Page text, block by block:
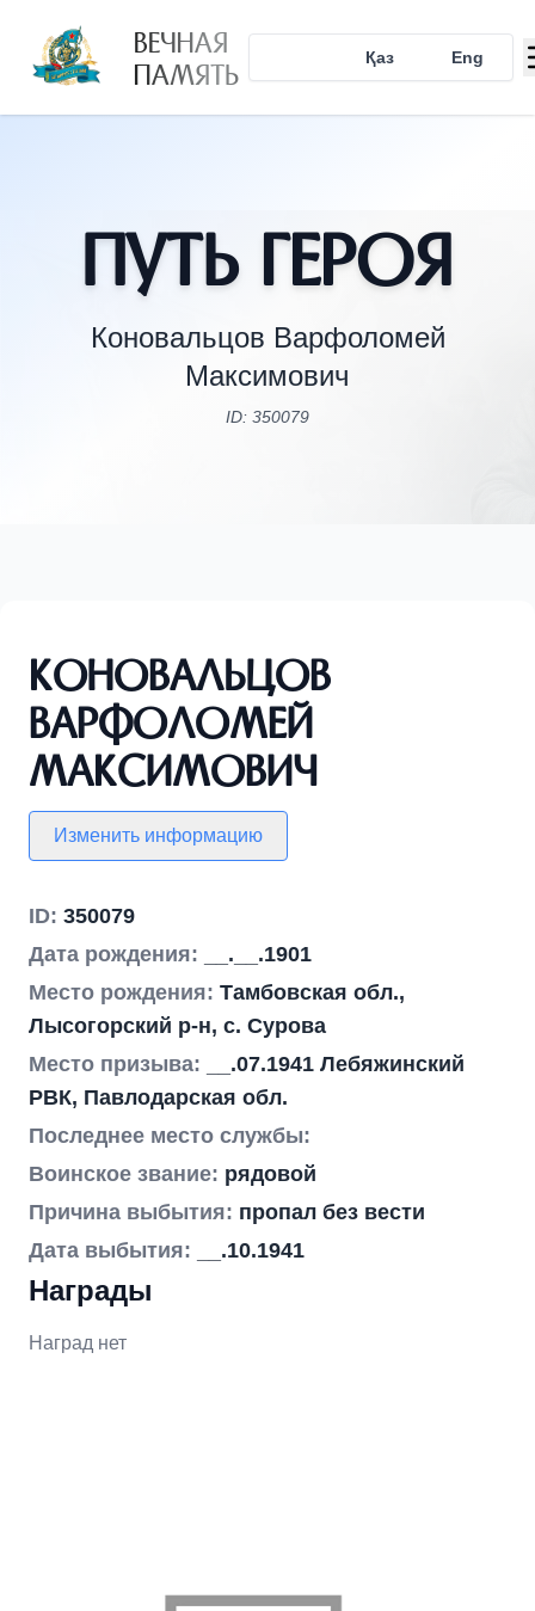
ВЕЧНАЯ
ПАМЯТЬ Қаз Eng
Путь Героя
Коновальцов Варфоломей
Максимович
ID: 350079
Коновальцов
Варфоломей
Максимович
Изменить информацию
ID: 350079
Дата рождения:
__.__.1901
Место рождения: Тамбовская обл.,
Лысогорский р-н, с. Сурова
Место призыва:
__.07.1941 Лебяжинский
РВК, Павлодарская обл.
Последнее место службы:
Воинское звание: рядовой
Причина выбытия: пропал без вести
Дата выбытия:
__.10.1941
Награды
Наград нет